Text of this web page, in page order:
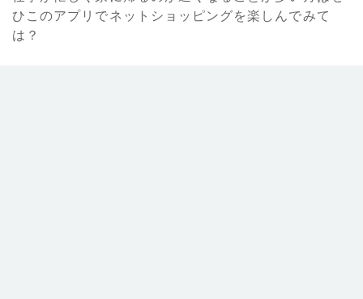
ひこのアプリでネットショッピングを楽しんでみて
は？